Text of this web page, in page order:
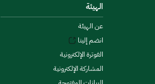
الهيئة
عن الهيئة
انضم إلينا
الفوترة الإلكترونية
المشاركة الإلكترونية